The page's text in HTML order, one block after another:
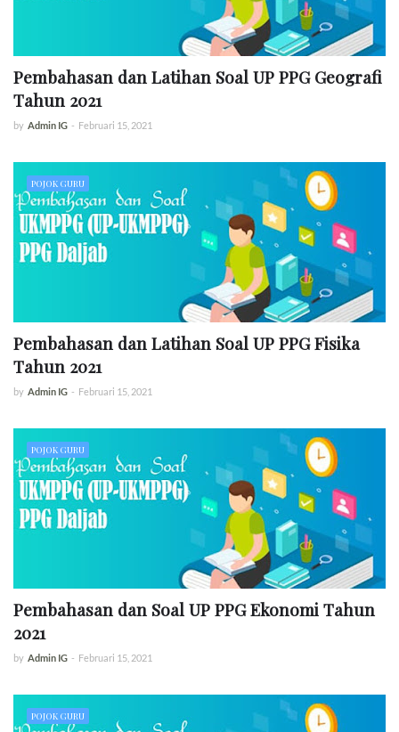
Pembahasan dan Latihan Soal UP PPG Geografi
Tahun 2021
by Admin IG - Februari 15, 2021
POJOK GURU
Pembahasan dan Latihan Soal UP PPG Fisika
Tahun 2021
by Admin IG - Februari 15, 2021
POJOK GURU
Pembahasan dan Soal UP PPG Ekonomi Tahun
2021
by Admin IG - Februari 15, 2021
POJOK GURU